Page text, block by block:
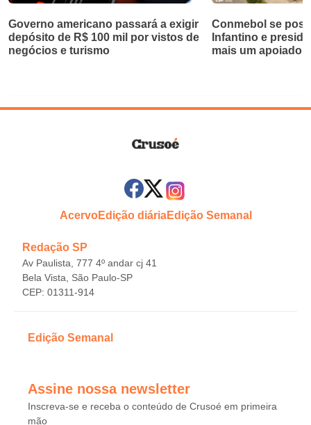
Governo americano passará a exigir
depósito de R$ 100 mil por vistos de
negócios e turismo
Conmebol se
Infantino e
mais um apoiador
AcervoEdição diáriaEdição Semanal
Redação SP
Av Paulista, 777 4º andar cj 41
Bela Vista, São Paulo-SP
CEP: 01311-914
Edição Semanal
Assine nossa newsletter
Inscreva-se e receba o conteúdo de Crusoé em primeira
mão